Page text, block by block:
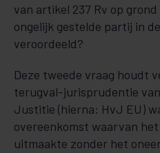
van artikel 237 Rv op
ongelijk gestelde partij in
veroordeeld?
Deze tweede vraag houdt
terugval-jurisprudentie
Justitie (hierna: HvJ EU)
overeenkomst waarvan
uitmaakte zonder het